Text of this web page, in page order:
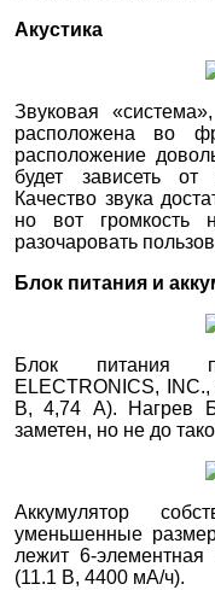
Акустика
Звуковая
расположена во
расположение
будет зависеть от
Качество звука
но вот громкость
разочаровать
Блок питания и
Блок питания
ELECTRONICS,
В, 4,74 А). Нагрев
заметен, но не до
Аккумулятор
уменьшенные
лежит 6-
(11.1 В, 4400 мА/ч).